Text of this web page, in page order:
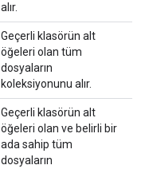
alır.
Geçerli klasörün alt
öğeleri olan tüm
dosyaların
koleksiyonunu alır.
Geçerli klasörün alt
öğeleri olan ve belirli bir
ada sahip tüm
dosyaların